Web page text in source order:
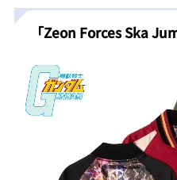
「Zeon Forces Ska